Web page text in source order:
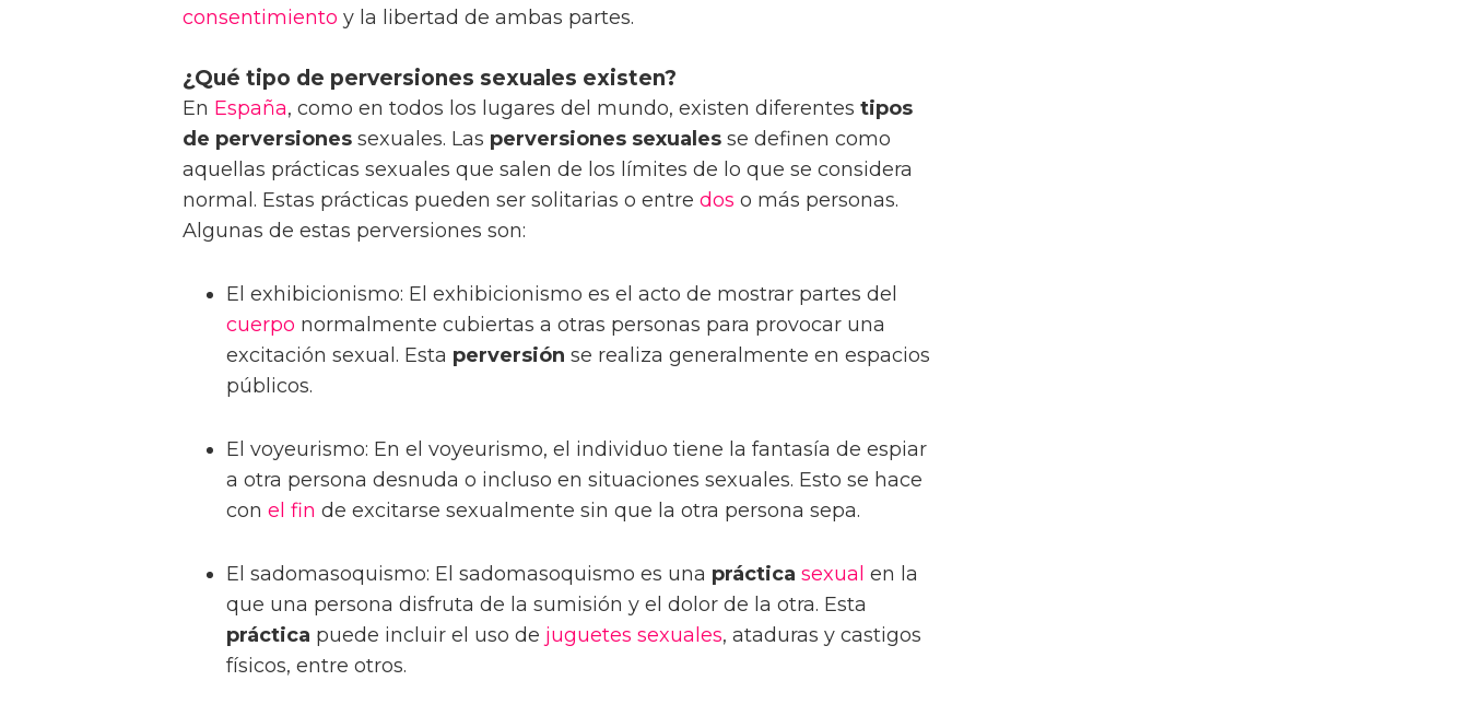
consentimiento y la libertad de ambas partes.
¿Qué tipo de perversiones sexuales existen?
En España, como en todos los lugares del mundo, existen diferentes tipos
de perversiones sexuales. Las perversiones sexuales se definen como
aquellas prácticas sexuales que salen de los límites de lo que se considera
normal. Estas prácticas pueden ser solitarias o entre dos o más personas.
Algunas de estas perversiones son:
El exhibicionismo: El exhibicionismo es el acto de mostrar partes del
cuerpo normalmente cubiertas a otras personas para provocar una
excitación sexual. Esta perversión se realiza generalmente en espacios
públicos.
El voyeurismo: En el voyeurismo, el individuo tiene la fantasía de espiar
a otra persona desnuda o incluso en situaciones sexuales. Esto se hace
con el fin de excitarse sexualmente sin que la otra persona sepa.
El sadomasoquismo: El sadomasoquismo es una práctica sexual en la
que una persona disfruta de la sumisión y el dolor de la otra. Esta
práctica puede incluir el uso de juguetes sexuales, ataduras y castigos
físicos, entre otros.